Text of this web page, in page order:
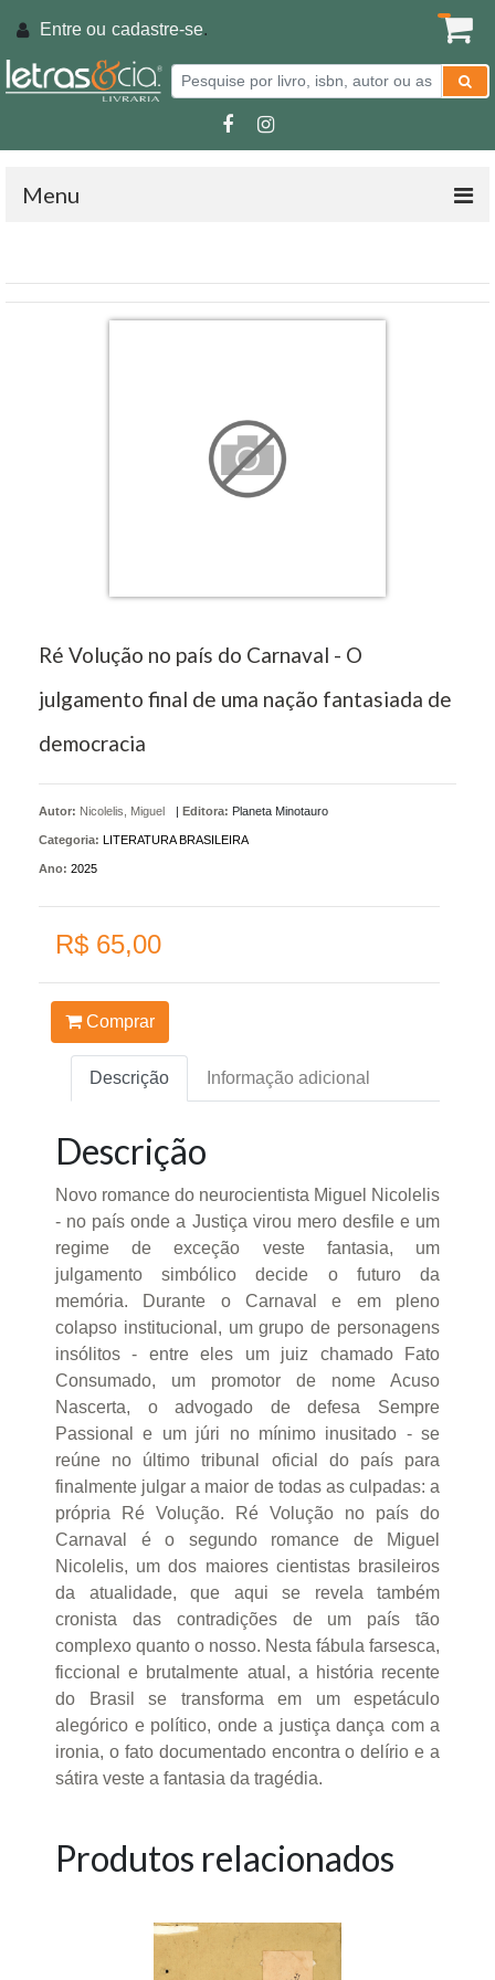
Entre ou cadastre-se.
Menu
Ré Volução no país do Carnaval - O
julgamento final de uma nação fantasiada de
democracia
Autor: Nicolelis, Miguel | Editora: Planeta Minotauro
Categoria: LITERATURA BRASILEIRA
Ano: 2025
R$ 65,00
Comprar
Descrição Informação adicional
Descrição
Novo romance do neurocientista Miguel Nicolelis
- no país onde a Justiça virou mero desfile e um
regime de exceção veste fantasia, um
julgamento simbólico decide o futuro da
memória. Durante o Carnaval e em pleno
colapso institucional, um grupo de personagens
insólitos - entre eles um juiz chamado Fato
Consumado, um promotor de nome Acuso
Nascerta, o advogado de defesa Sempre
Passional e um júri no mínimo inusitado - se
reúne no último tribunal oficial do país para
finalmente julgar a maior de todas as culpadas: a
própria Ré Volução. Ré Volução no país do
Carnaval é o segundo romance de Miguel
Nicolelis, um dos maiores cientistas brasileiros
da atualidade, que aqui se revela também
cronista das contradições de um país tão
complexo quanto o nosso. Nesta fábula farsesca,
ficcional e brutalmente atual, a história recente
do Brasil se transforma em um espetáculo
alegórico e político, onde a justiça dança com a
ironia, o fato documentado encontra o delírio e a
sátira veste a fantasia da tragédia.
Produtos relacionados